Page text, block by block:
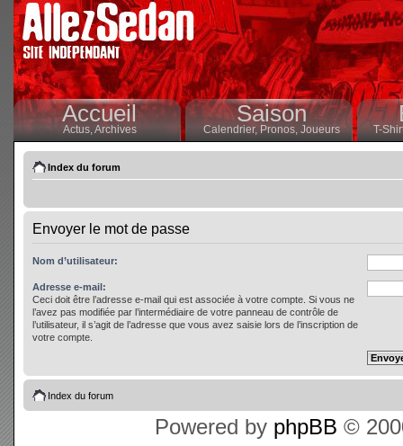
Accueil
Actus,Archives
Saison
Calendrier,Pronos, Joueurs T-
Index du forum
Envoyer le mot de passe
Nom d’utilisateur:
Adresse e-mail:
Ceci doit être l’adresse e-mail qui est associée à votre compte. Si vous ne
l’avez pas modifiée par l’intermédiaire de votre panneau de contrôle de
l’utilisateur, il s’agit de l’adresse que vous avez saisie lors de l’inscription de
votre compte.
Index du forum
Powered by phpBB ©